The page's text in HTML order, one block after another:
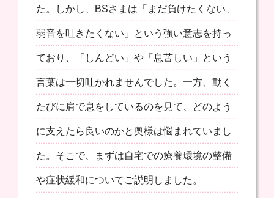
た。しかし、BSさまは「まだ負けたくない、
弱音を吐きたくない」という強い意志を持っ
ており、「しんどい」や「息苦しい」という
言葉は一切吐かれませんでした。一方、動く
たびに肩で息をしているのを見て、どのよう
に支えたら良いのかと奥様は悩まれていまし
た。そこで、まずは自宅での療養環境の整備
や症状緩和についてご説明しました。